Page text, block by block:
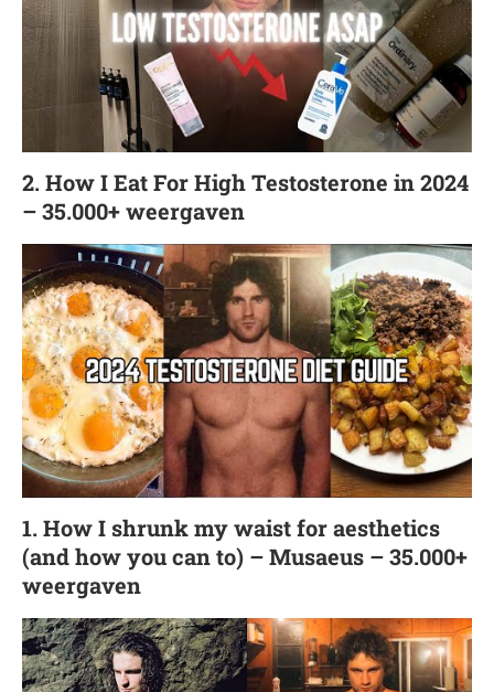
2. How I Eat For High Testosterone in 2024
– 35.000+ weergaven
1. How I shrunk my waist for aesthetics
(and how you can to) – Musaeus – 35.000+
weergaven